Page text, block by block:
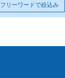
フリーワードで絞込み